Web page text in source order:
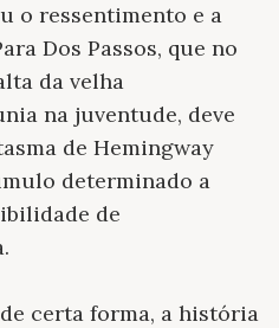
o ressentimento e a
Dos Passos, que no
da velha
na juventude, deve
de Hemingway
determinado a
de
certa forma, a história